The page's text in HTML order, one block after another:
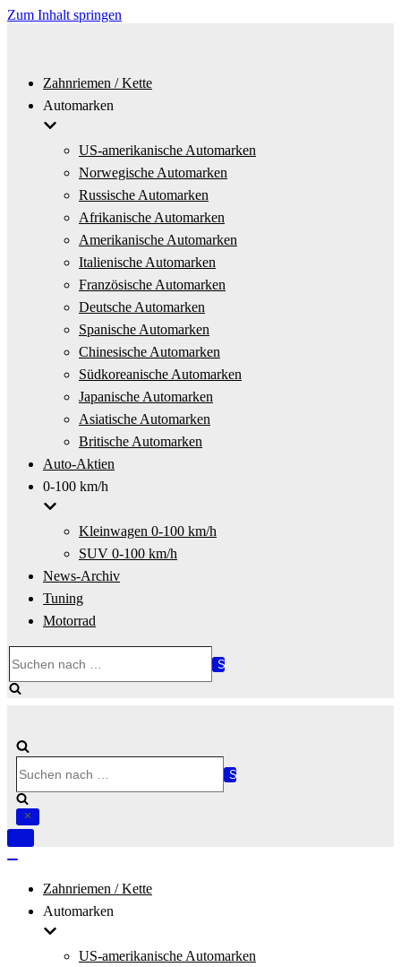
Zum Inhalt springen
Zahnriemen / Kette
Automarken
US-amerikanische Automarken
Norwegische Automarken
Russische Automarken
Afrikanische Automarken
Amerikanische Automarken
Italienische Automarken
Französische Automarken
Deutsche Automarken
Spanische Automarken
Chinesische Automarken
Südkoreanische Automarken
Japanische Automarken
Asiatische Automarken
Britische Automarken
Auto-Aktien
0-100 km/h
Kleinwagen 0-100 km/h
SUV 0-100 km/h
News-Archiv
Tuning
Motorrad
nach …
nach …
Navigation
Zahnriemen / Kette
Automarken
US-amerikanische Automarken